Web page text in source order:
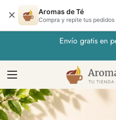
✕ Aromas de Té
Compra y repite tus
Envío gratis en